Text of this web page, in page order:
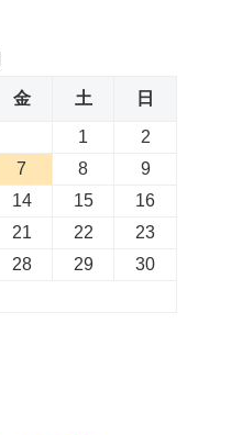
金 土 日
1
2
7 8
9
14 15
16
21 22
23
28 29
30